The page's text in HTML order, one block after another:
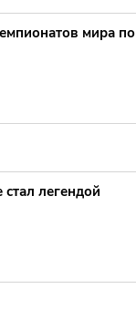
мира по
легендой